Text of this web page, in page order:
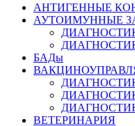
АНТИГЕННЫЕ
АУТОИМУННЫЕ
БАДы
ВЕТЕРИНАРИЯ